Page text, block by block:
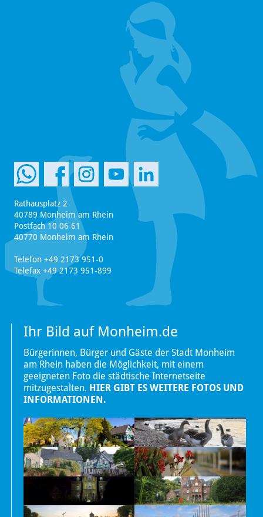
Rathausplatz 2
40789 Monheim am Rhein
Postfach 10 06 61
40770 Monheim am Rhein
Telefon +49 2173 951-0
Telefax +49 2173 951-899
Ihr Bild auf Monheim.de
Bürgerinnen, Bürger und Gäste der Stadt Monheim
am Rhein haben die Möglichkeit, mit einem
geeigneten Foto die städtische Internetseite
mitzugestalten. HIER GIBT ES WEITERE FOTOS UND
INFORMATIONEN.